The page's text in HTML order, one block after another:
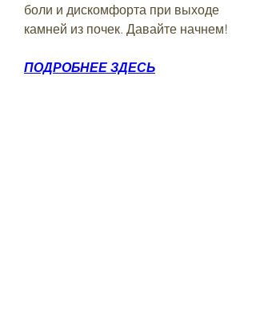
боли и дискомфорта при выходе
камней из почек. Давайте начнем!
ПОДРОБНЕЕ ЗДЕСЬ